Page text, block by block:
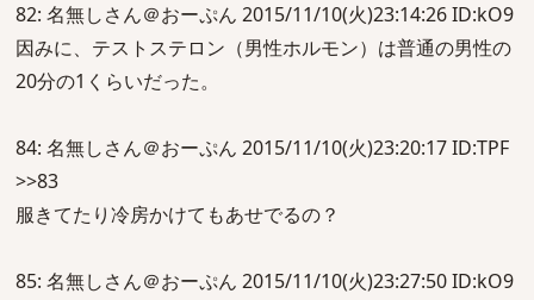
82: 名無しさん＠おーぷん 2015/11/10(火)23:14:26 ID:kO9
因みに、テストステロン（男性ホルモン）は普通の男性の
20分の1くらいだった。
84: 名無しさん＠おーぷん 2015/11/10(火)23:20:17 ID:TPF
>>83
服きてたり冷房かけてもあせでるの？
85: 名無しさん＠おーぷん 2015/11/10(火)23:27:50 ID:kO9